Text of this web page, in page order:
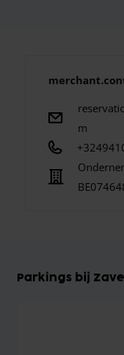
m
Parkings bij